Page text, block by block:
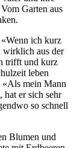
Garten aus
ich kurz
wirklich aus der
trifft und kurz
leben
«Als mein Mann
hat er sich sehr
so schnell
Blumen und